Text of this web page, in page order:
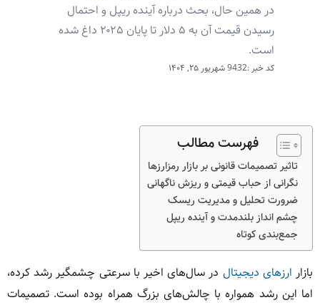
در همین حال، بحث درباره آینده ریپل و احتمال
رسیدن قیمت آن به ۵ دلار تا پایان ۲۰۲۵ داغ شده
است.
کد خبر :9432 شهریور ۲۵, ۱۴۰۴
فهرست مطالب
تاثیر تصمیمات قانونی بر بازار رمزارزها
نگرانی از حباب قیمتی و ریزش ناگهانی
ضرورت تحلیل و مدیریت ریسک
چشم انداز بلندمدت و آینده ریپل
جمع‌بندی کوتاه
بازار ارزهای دیجیتال در سال‌های اخیر با سرعتی چشمگیر رشد کرده،
اما این رشد همواره با چالش‌های بزرگ همراه بوده است. تصمیمات